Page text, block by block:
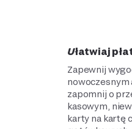
Ułatwiaj
Zapewnij
nowoczesnym
zapomnij o
kasowym,
karty na kartę